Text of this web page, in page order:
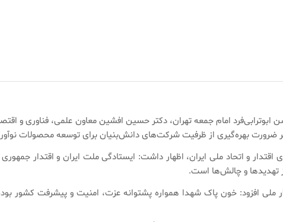
امام جمعه تهران، دکتر حسین افشین معاون علمی، فناوری و
بهره‌گیری از ظرفیت شرکت‌های دانش‌بنیان برای توسعه محصولات
منطقه و همزمانی این نشست با سالروز جنگ ۱۲ روزه و روز شهدای اقتدار و اتحاد ملی ایران، اظهار داشت: ایستادگی ملت ایران
تهدیدها و چالش‌ها است.
افزود: خون پاک شهدا همواره پشتوانه عزت، امنیت و پیشرفت کشور